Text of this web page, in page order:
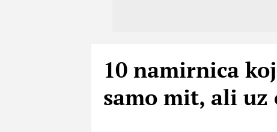
10 namirnica
samo mit, ali uz